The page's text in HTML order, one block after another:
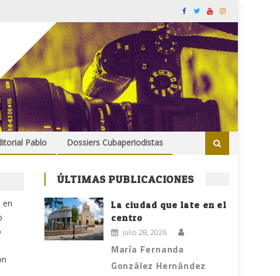
Pablo Dossiers Cubaperiodistas
en
ÚLTIMAS PUBLICACIONES
La ciudad que late en el
centro
julio 28, 2026
María Fernanda
González Hernández